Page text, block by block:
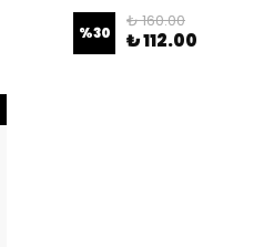
%30
₺ 160.00
₺ 112.00